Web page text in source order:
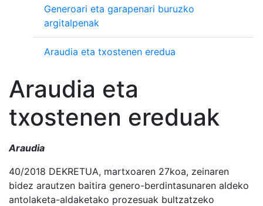
Generoari eta garapenari buruzko
argitalpenak
Araudia eta txostenen eredua
Araudia eta
txostenen ereduak
Araudia
40/2018 DEKRETUA, martxoaren 27koa, zeinaren
bidez arautzen baitira genero-berdintasunaren aldeko
antolaketa-aldaketako prozesuak bultzatzeko